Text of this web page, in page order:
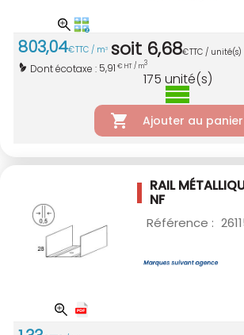
803,04€TTC / m3 soit 6,68€TTC / unité(s)
Dont écotaxe : 5,91 € HT / m3
175 unité(s)
Ajouter au panier
RAIL
NF
Référence :